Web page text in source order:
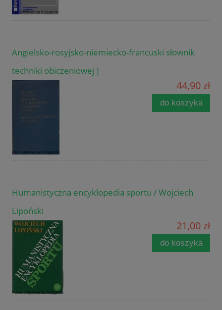
Angielsko-rosyjsko-niemiecko-francuski słownik
techniki obiczeniowej ]
44,90 zł
do koszyka
Humanistyczna encyklopedia sportu / Wojciech
Lipoński
21,00 zł
do koszyka